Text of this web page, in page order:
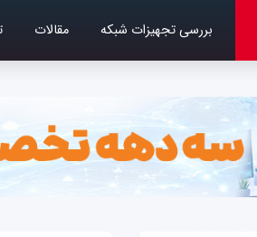
بررسی تجهیزات شبکه مقالات